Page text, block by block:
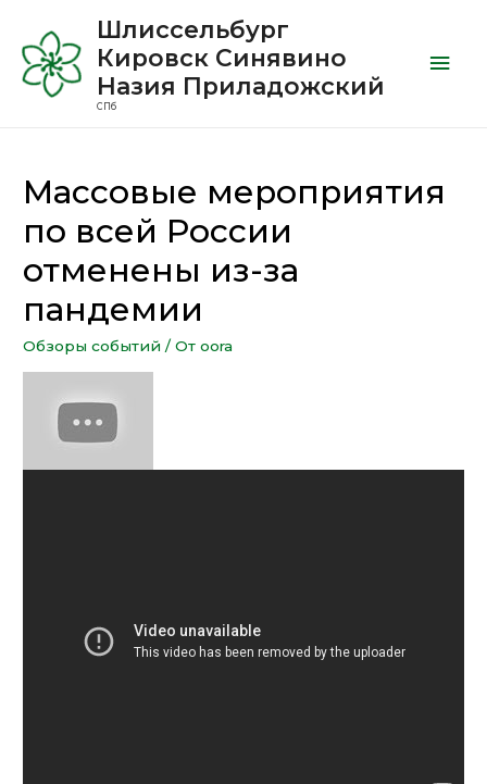
Шлиссельбург
Кировск Синявино
Назия Приладожский
СПб
Массовые мероприятия
по всей России
отменены из-за
пандемии
Обзоры событий / От oora